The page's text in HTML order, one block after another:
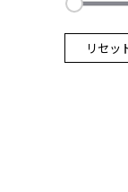
リセッ